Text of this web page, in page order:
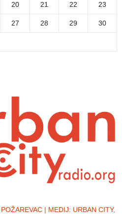
20 21 22 23
27 28 29 30
| MEDIJ: URBAN CITY,